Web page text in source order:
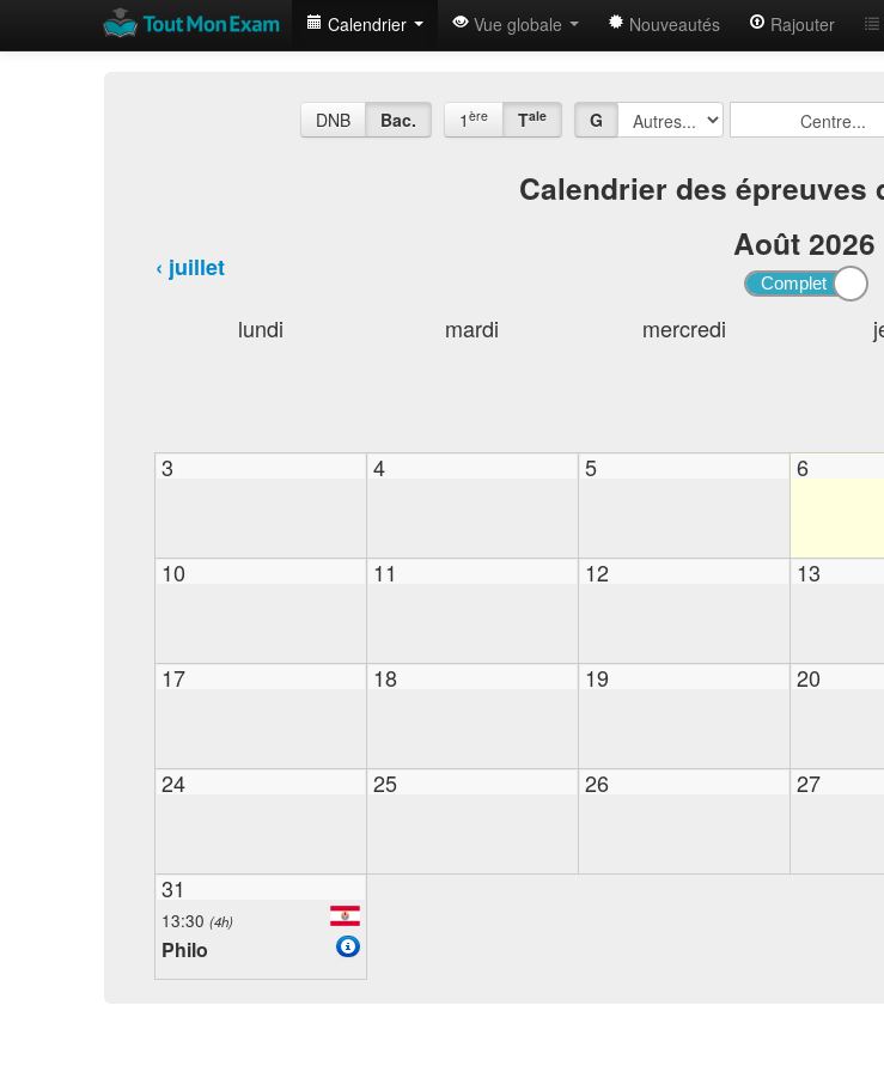
Calendrier Vue globale Nouveautés Rajouter
DNB Bac. 1 ère Tale G
Calendrier des épreuves
Août2026
‹ juillet
lundi
mardi mercredi
3 4 5 6
10 11 12 13
17 18 19 20
24 25 26 27
31
13:30 (4h)
Philo